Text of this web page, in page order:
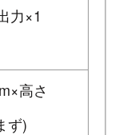
力×1
高さ
ず)